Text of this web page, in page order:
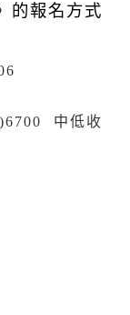
的報名方式
中低收